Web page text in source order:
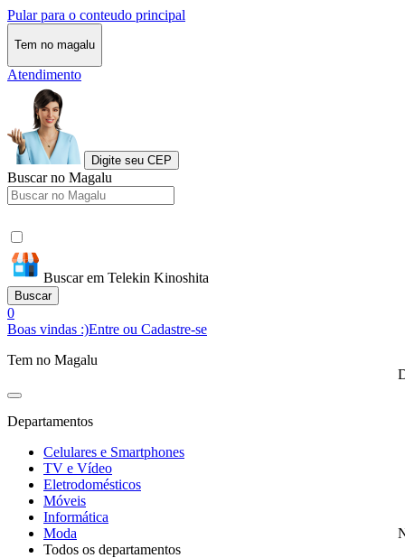
Pular para o conteudo principal
Tem no magalu
Atendimento
Digite seu CEP
Buscar no Magalu
Buscar em Telekin Kinoshita
Buscar
0
Boas vindas :)Entre ou Cadastre-se
Tem no Magalu
Departamentos
Celulares e Smartphones
TV e Vídeo
Eletrodomésticos
Móveis
Informática
Moda
Todos os departamentos